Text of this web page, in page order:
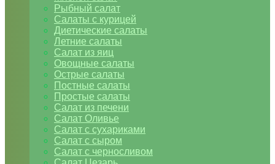
Рыбный салат
Салаты с курицей
Диетические салаты
Летние салаты
Салат из яиц
Овощные салаты
Острые салаты
Постные салаты
Простые салаты
Салат из печени
Салат Оливье
Салат с сухариками
Салат с сыром
Салат с черносливом